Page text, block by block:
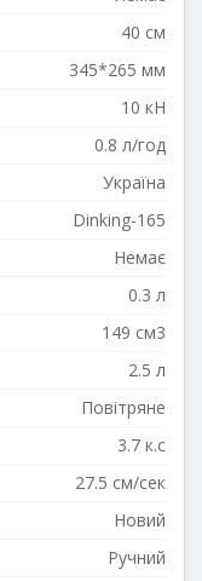
40 см
345*265 мм
10 кН
0.8 л/год
Україна
Dinking-165
Немає
0.3 л
149 см3
2.5 л
Повітряне
3.7 к.с
27.5 см/сек
Новий
Ручний